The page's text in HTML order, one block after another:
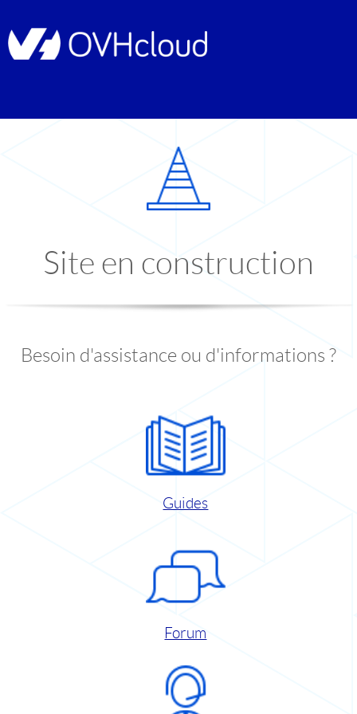
Site en construction
Besoin d'assistance ou d'informations ?
Guides
Forum